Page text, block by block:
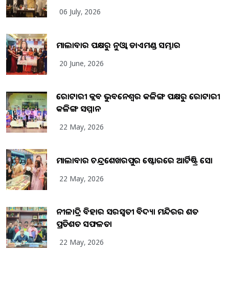
06 July, 2026
ମାଲାବାର ପକ୍ଷରୁ ନୁଓ୍ବା ଡାଏମଣ୍ଡ ସମ୍ଭାର
20 June, 2026
ରୋଟାରୀ କ୍ଲବ ଭୁବନେଶ୍ୱର କଳିଙ୍ଗ ପକ୍ଷରୁ ରୋଟାରୀ
କଳିଙ୍ଗ ସମ୍ମାନ
22 May, 2026
ମାଲାବାର ଚନ୍ଦ୍ରଶେଖରପୁର ଷ୍ଟୋରରେ ଆର୍ଟିଷ୍ଟ୍ରି ସୋ
22 May, 2026
ନୀଳାଦ୍ରି ବିହାର ସରସ୍ୱତୀ ବିଦ୍ୟା ମନ୍ଦିରର ଶତ
ପ୍ରତିଶତ ସଫଳତା
22 May, 2026